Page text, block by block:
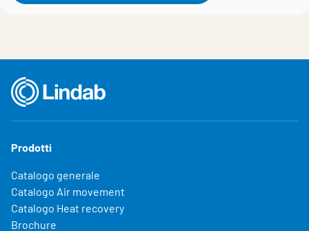
Prodotti
Catalogo generale
Catalogo Air movement
Catalogo Heat recovery
Brochure